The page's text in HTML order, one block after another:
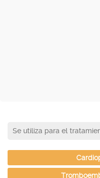
Se utiliza para el